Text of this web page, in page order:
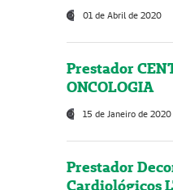
01 de Abril de 2020
Prestador
ONCOLOGIA
15 de Janeiro de 2020
Prestador
Cardiológicos